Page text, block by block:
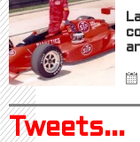
Tweets...